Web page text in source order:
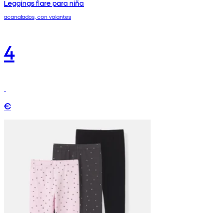
Leggings flare para niña
acanalados, con volantes
4
€